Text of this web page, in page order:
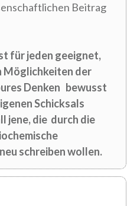
Beitrag
für jeden geeignet,
Möglichkeiten der
Denken bewusst
Schicksals
jene, die durch die
schreiben wollen.